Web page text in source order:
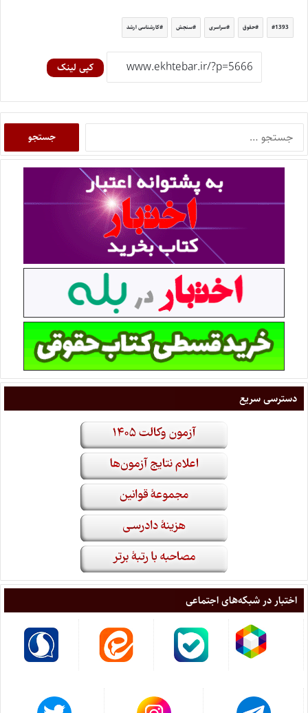
1393 حقوق سراسری سنجش کارشناسی ارشد
کپی لینک
دسترسی سریع
اختبار در شبکه‌های اجتماعی